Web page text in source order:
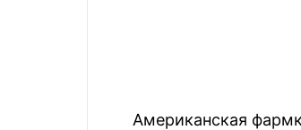
Американская